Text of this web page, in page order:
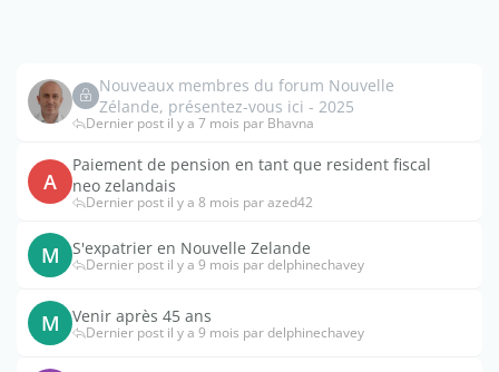
Nouveaux membres du forum Nouvelle
Zélande, présentez-vous ici - 2025
Dernier post il y a 7 mois par Bhavna
A
Paiement de pension en tant que resident fiscal
neo zelandais
Dernier post il y a 8 mois par azed42
M S'expatrier en Nouvelle Zelande
Dernier post il y a 9 mois par delphinechavey
M Venir après 45 ans
Dernier post il y a 9 mois par delphinechavey